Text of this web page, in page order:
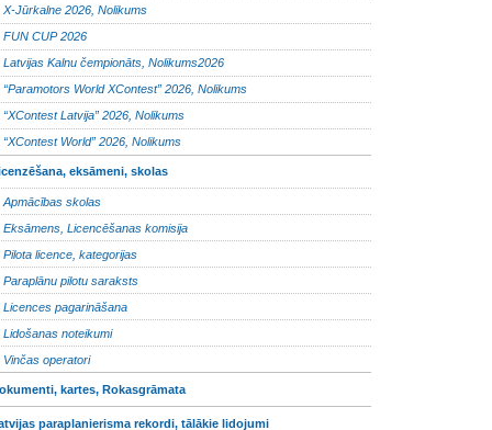
X-Jūrkalne 2026, Nolikums
FUN CUP 2026
Latvijas Kalnu čempionāts, Nolikums2026
“Paramotors World XContest” 2026, Nolikums
“XContest Latvija” 2026, Nolikums
“XContest World” 2026, Nolikums
eksāmeni, skolas
Apmācības skolas
Eksāmens, Licencēšanas komisija
Pilota licence, kategorijas
Paraplānu pilotu saraksts
Licences pagarināšana
Lidošanas noteikumi
Vinčas operatori
kartes, Rokasgrāmata
paraplanierisma rekordi, tālākie lidojumi